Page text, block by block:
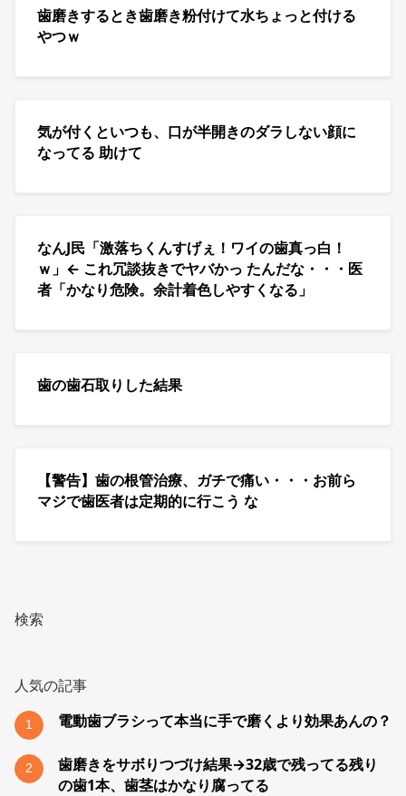
歯磨きするとき歯磨き粉付けて水ちょっと付ける
やつｗ
気が付くといつも、口が半開きのダラしない顔に
なってる 助けて
なんJ民「激落ちくんすげぇ！ワイの歯真っ白！
ｗ」← これ冗談抜きでヤバかっ たんだな・・・医
者「かなり危険。余計着色しやすくなる」
歯の歯石取りした結果
【警告】歯の根管治療、ガチで痛い・・・お前ら
マジで歯医者は定期的に行こう な
検索
人気の記事
1 電動歯ブラシって本当に手で磨くより効果あんの？
2
歯磨きをサボりつづけ結果→32歳で残ってる残り
の歯1本、歯茎はかなり腐ってる